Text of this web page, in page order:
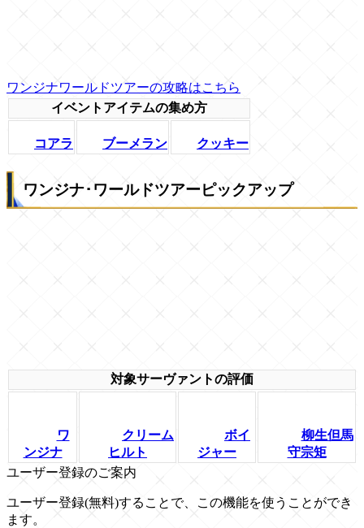
ワンジナワールドツアーの攻略はこちら
イベントアイテムの集め方
コアラ ブーメラン クッキー
ワンジナ･ワールドツアーピックアップ
対象サーヴァントの評価
ワ
ンジナ
クリーム
ヒルト
ボイ
ジャー
柳生但馬
守宗矩
ユーザー登録のご案内
ユーザー登録(無料)することで、この機能を使うことができ
ます。